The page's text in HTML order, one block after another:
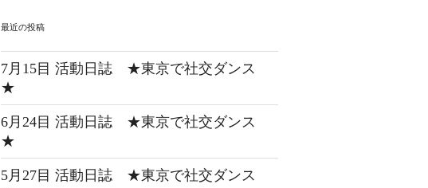
最近の投稿
7月15目 活動日誌 ★東京で社交ダンス
★
6月24目 活動日誌 ★東京で社交ダンス
★
5月27目 活動日誌 ★東京で社交ダンス